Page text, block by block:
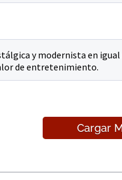
y modernista en
de entretenimiento.
Cargar